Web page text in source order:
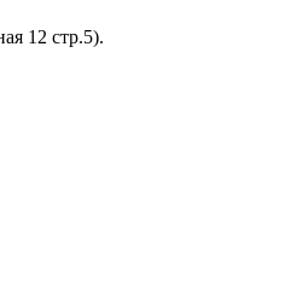
12 стр.5).